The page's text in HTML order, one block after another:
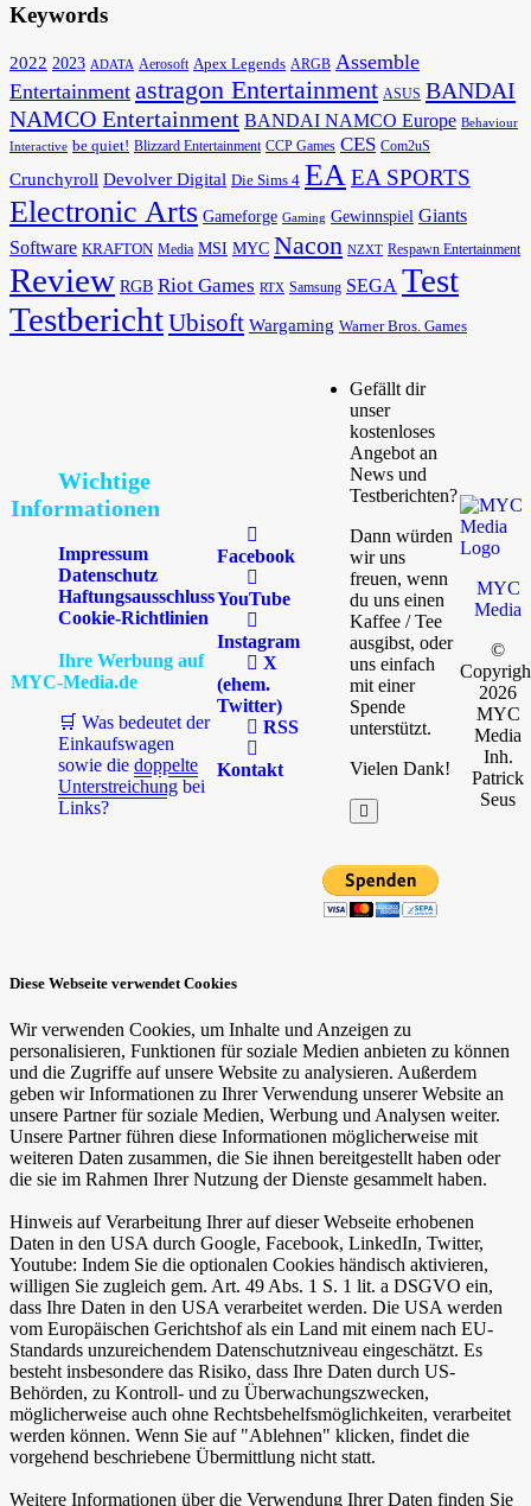
Keywords
2022 2023 ADATA Aerosoft Apex Legends ARGB Assemble
Entertainment astragon Entertainment ASUS BANDAI
NAMCO Entertainment BANDAI NAMCO Europe Behaviour
Interactive be quiet! Blizzard Entertainment CCP Games CES Com2uS
Crunchyroll Devolver Digital Die Sims 4 EAEA SPORTS
Electronic Arts Gameforge Gaming Gewinnspiel Giants
Software KRAFTON Media MSI MYC Nacon NZXT Respawn Entertainment
Review RGB Riot Games RTX Samsung SEGA Test
TestberichtUbisoft Wargaming Warner Bros. Games
Wichtige
Informationen
Impressum
Datenschutz
Haftungsausschluss
Cookie-Richtlinien
Ihre Werbung auf
MYC-Media.de
🛒 Was bedeutet der
Einkaufswagen
sowie die doppelte
Unterstreichung bei
Links?
Facebook
YouTube
Instagram
X
(ehem.
Twitter)
RSS
Kontakt
Gefällt dir
unser
kostenloses
Angebot an
News und
Testberichten?
Dann würden
wir uns
freuen, wenn
du uns einen
Kaffee / Tee
ausgibst, oder
uns einfach
mit einer
Spende
unterstützt.
Vielen Dank!
MYC
Media
©
2026
MYC
Media
Inh.
Patrick
Seus
Diese Webseite verwendet Cookies
Wir verwenden Cookies, um Inhalte und Anzeigen zu
personalisieren, Funktionen für soziale Medien anbieten zu können
und die Zugriffe auf unsere Website zu analysieren. Außerdem
geben wir Informationen zu Ihrer Verwendung unserer Website an
unsere Partner für soziale Medien, Werbung und Analysen weiter.
Unsere Partner führen diese Informationen möglicherweise mit
weiteren Daten zusammen, die Sie ihnen bereitgestellt haben oder
die sie im Rahmen Ihrer Nutzung der Dienste gesammelt haben.
Hinweis auf Verarbeitung Ihrer auf dieser Webseite erhobenen
Daten in den USA durch Google, Facebook, LinkedIn, Twitter,
Youtube: Indem Sie die optionalen Cookies händisch aktivieren,
willigen Sie zugleich gem. Art. 49 Abs. 1 S. 1 lit. a DSGVO ein,
dass Ihre Daten in den USA verarbeitet werden. Die USA werden
vom Europäischen Gerichtshof als ein Land mit einem nach EU-
Standards unzureichendem Datenschutzniveau eingeschätzt. Es
besteht insbesondere das Risiko, dass Ihre Daten durch US-
Behörden, zu Kontroll- und zu Überwachungszwecken,
möglicherweise auch ohne Rechtsbehelfsmöglichkeiten, verarbeitet
werden können. Wenn Sie auf "Ablehnen" klicken, findet die
vorgehend beschriebene Übermittlung nicht statt.
Weitere Informationen über die Verwendung Ihrer Daten finden Sie